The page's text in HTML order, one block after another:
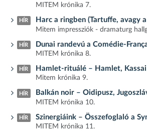
MITEM krónika 7.
HÍR Harc a ringben (Tartuffe, avagy
Mitem impressziók - dramaturg
HÍR Dunai randevú a Comédie-
MITEM krónika 8.
HÍR Hamlet-rituálé – Hamlet,
Mitem krónika 9.
HÍR Balkán noir – Oidipusz,
MITEM krónika 10.
HÍR Szinergiáink – Összefoglaló a
MITEM krónika 11.